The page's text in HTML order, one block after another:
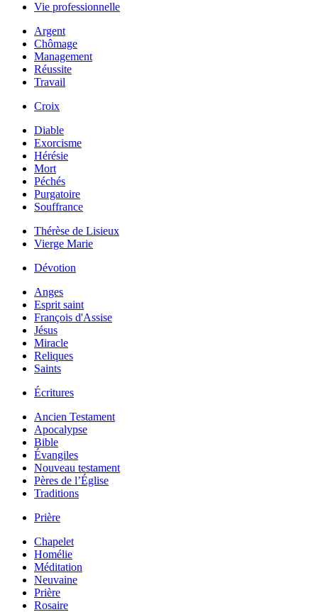
Vie professionnelle
Argent
Chômage
Management
Réussite
Travail
Croix
Diable
Exorcisme
Hérésie
Mort
Péchés
Purgatoire
Souffrance
Thérèse de Lisieux
Vierge Marie
Dévotion
Anges
Esprit saint
François d'Assise
Jésus
Miracle
Reliques
Saints
Écritures
Ancien Testament
Apocalypse
Bible
Évangiles
Nouveau testament
Pères de l’Église
Traditions
Prière
Chapelet
Homélie
Méditation
Neuvaine
Prière
Rosaire